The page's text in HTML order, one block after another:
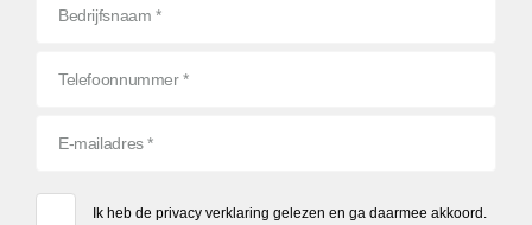
Ik heb de privacy verklaring gelezen en ga daarmee akkoord.